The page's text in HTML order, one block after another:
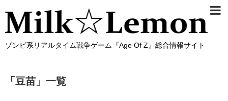
ゾンビ系リアルタイム戦争ゲーム『Age Of Z』総合情報サイト
「 豆苗 」 一覧